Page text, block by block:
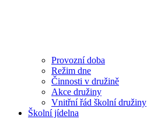
Provozní doba
Režim dne
Činnosti v družině
Akce družiny
Vnitřní řád školní družiny
Školní jídelna